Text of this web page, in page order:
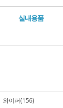
실내용품
와이퍼(156)